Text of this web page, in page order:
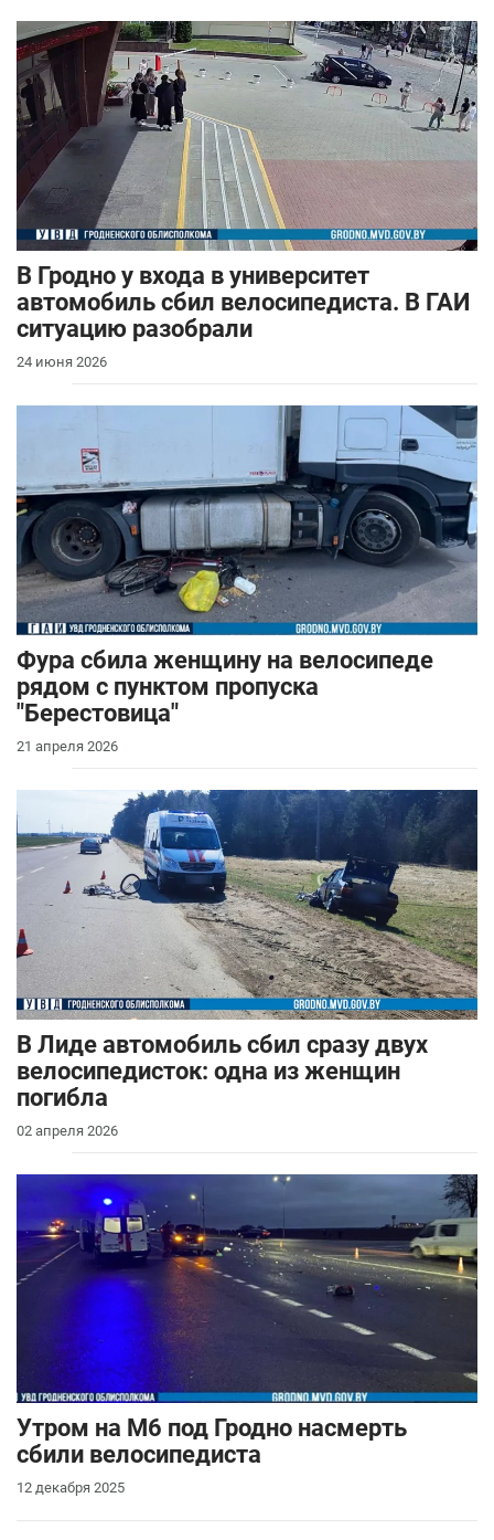
В Гродно у входа в университет
автомобиль сбил велосипедиста. В ГАИ
ситуацию разобрали
24 июня 2026
Фура сбила женщину на велосипеде
рядом с пунктом пропуска
"Берестовица"
21 апреля 2026
В Лиде автомобиль сбил сразу двух
велосипедисток: одна из женщин
погибла
02 апреля 2026
Утром на М6 под Гродно насмерть
сбили велосипедиста
12 декабря 2025